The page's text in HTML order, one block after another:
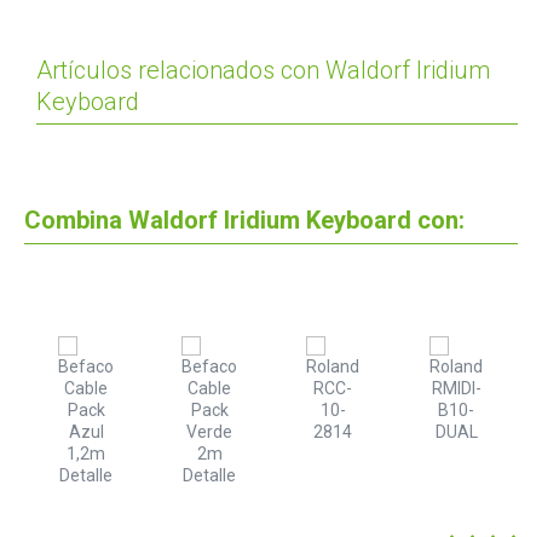
Artículos relacionados con Waldorf Iridium
Keyboard
Combina Waldorf Iridium Keyboard con: